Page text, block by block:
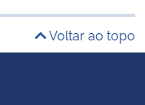
Voltar ao topo